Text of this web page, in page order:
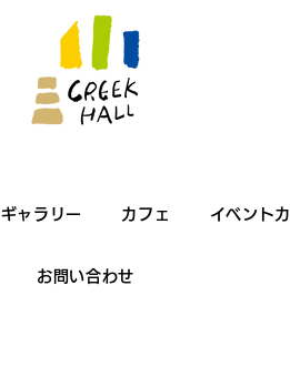
ギャラリー カフェ イベント
お問い合わせ